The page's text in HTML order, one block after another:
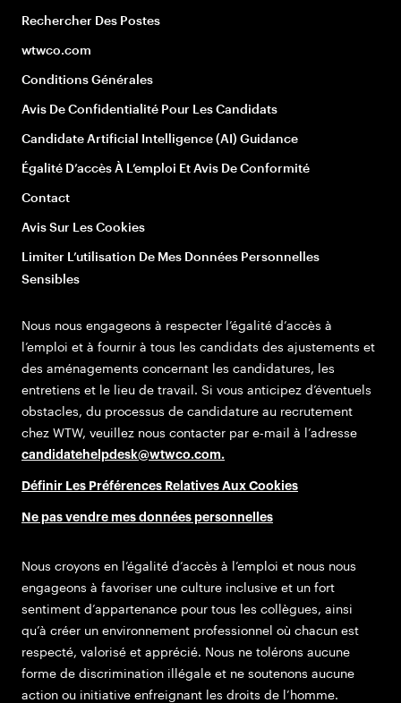
Rechercher Des Postes
wtwco.com
Conditions Générales
Avis De Confidentialité Pour Les Candidats
Candidate Artificial Intelligence (AI) Guidance
Égalité D’accès À L’emploi Et Avis De Conformité
Contact
Avis Sur Les Cookies
Limiter L’utilisation De Mes Données Personnelles
Sensibles
Nous nous engageons à respecter l’égalité d’accès à
l’emploi et à fournir à tous les candidats des ajustements et
des aménagements concernant les candidatures, les
entretiens et le lieu de travail. Si vous anticipez d’éventuels
obstacles, du processus de candidature au recrutement
chez WTW, veuillez nous contacter par e-mail à l’adresse
candidatehelpdesk@wtwco.com.
Définir Les Préférences Relatives Aux Cookies
Ne pas vendre mes données personnelles
Nous croyons en l’égalité d’accès à l’emploi et nous nous
engageons à favoriser une culture inclusive et un fort
sentiment d’appartenance pour tous les collègues, ainsi
qu’à créer un environnement professionnel où chacun est
respecté, valorisé et apprécié. Nous ne tolérons aucune
forme de discrimination illégale et ne soutenons aucune
action ou initiative enfreignant les droits de l’homme.